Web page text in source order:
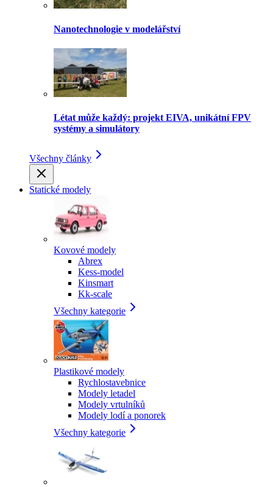
Nanotechnologie v modelářství
Létat může každý: projekt EIVA, unikátní FPV
systémy a simulátory
Všechny články
Statické modely
Kovové modely
Abrex
Kess-model
Kinsmart
Kk-scale
Všechny kategorie
Plastikové modely
Rychlostavebnice
Modely letadel
Modely vrtulníků
Modely lodí a ponorek
Všechny kategorie